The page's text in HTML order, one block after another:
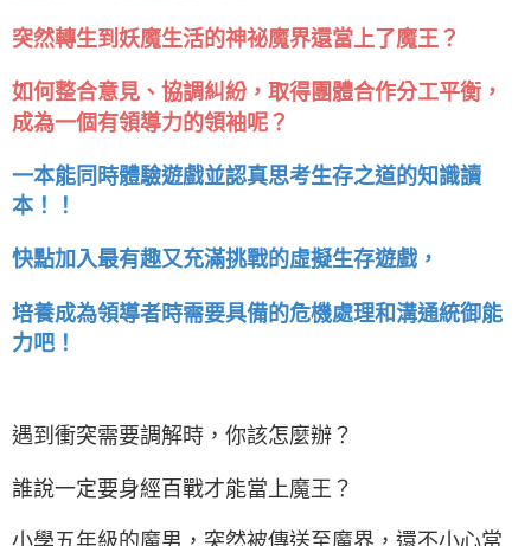
突然轉生到妖魔生活的神祕魔界還當上了魔王？
如何整合意見、協調糾紛，取得團體合作分工平衡，
成為一個有領導力的領袖呢？
一本能同時體驗遊戲並認真思考生存之道的知識讀
本！！
快點加入最有趣又充滿挑戰的虛擬生存遊戲，
培養成為領導者時需要具備的危機處理和溝通統御能
力吧！
遇到衝突需要調解時，你該怎麼辦？
誰說一定要身經百戰才能當上魔王？
小學五年級的魔男，突然被傳送至魔界，還不小心當